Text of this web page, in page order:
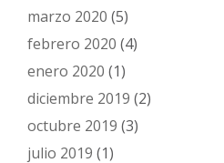
marzo 2020 (5)
febrero 2020 (4)
enero 2020 (1)
diciembre 2019 (2)
octubre 2019 (3)
julio 2019 (1)